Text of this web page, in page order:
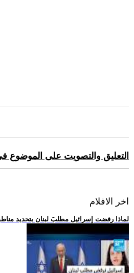
التعليق والتصويت على الموضوع
اخر الافلام
.. لماذا رفضت إسرائيل مطلبَ لبنان بتحديد